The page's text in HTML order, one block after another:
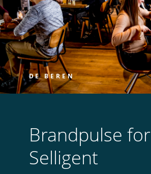
DE BEREN
Brandpulse for
Selligent